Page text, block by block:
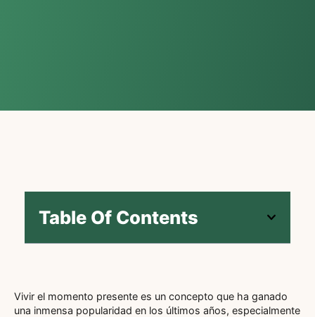
Table Of Contents
Vivir el momento presente es un concepto que ha ganado
una inmensa popularidad en los últimos años, especialmente